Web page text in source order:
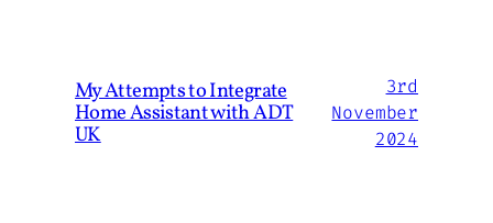
My Attempts to Integrate
Home Assistant with ADT
UK
3rd
November
2024